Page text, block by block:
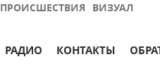
ПРОИСШЕСТВИЯ ВИЗУАЛ
РАДИО КОНТАКТЫ